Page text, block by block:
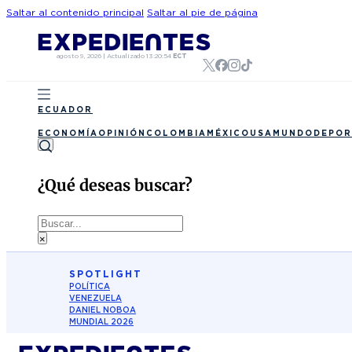
Saltar al contenido principal Saltar al pie de página
agosto 9, 2026 | Actualizado 13:20:54 ECT
ECUADOR
ECONOMÍA OPINIÓN COLOMBIA MÉXICO USA MUNDO
¿Qué deseas buscar?
Buscar
×
SPOTLIGHT
POLÍTICA
VENEZUELA
DANIEL NOBOA
MUNDIAL 2026